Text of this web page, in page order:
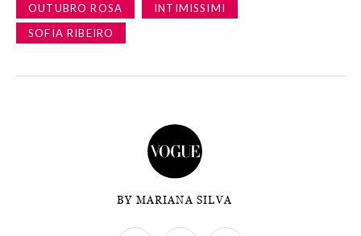
OUTUBRO ROSA
INTIMISSIMI
SOFIA RIBEIRO
BY MARIANA SILVA